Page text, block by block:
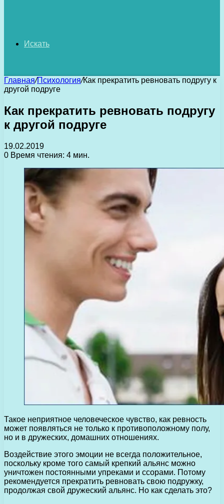
Искать
Главная/Психология/Как прекратить ревновать подругу к
другой подруге
Как прекратить ревновать подругу
к другой подруге
19.02.2019
0 Время чтения: 4 мин.
Такое неприятное человеческое чувство, как ревность
может появляться не только к противоположному полу,
но и в дружеских, домашних отношениях.
Воздействие этого эмоции не всегда положительное,
поскольку кроме того самый крепкий альянс можно
уничтожен постоянными упреками и ссорами. Потому
рекомендуется прекратить ревновать свою подружку,
продолжая свой дружеский альянс. Но как сделать это?